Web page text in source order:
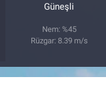
Güneşli
Nem: %45
Rüzgar: 8.39 m/s